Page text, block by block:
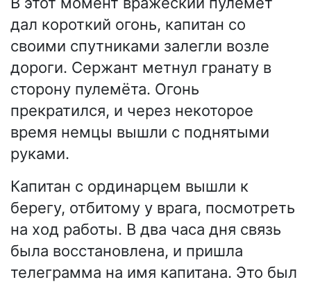
дал короткий огонь, капитан со
своими спутниками залегли возле
дороги. Сержант метнул гранату в
сторону пулемёта. Огонь
прекратился, и через некоторое
время немцы вышли с поднятыми
руками.
Капитан с ординарцем вышли к
берегу, отбитому у врага, посмотреть
на ход работы. В два часа дня связь
была восстановлена, и пришла
телеграмма на имя капитана. Это был